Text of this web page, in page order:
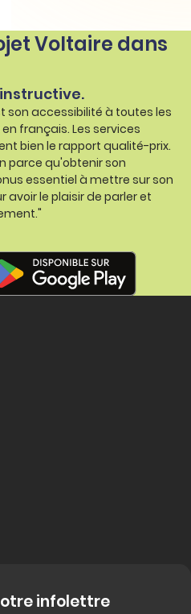
Voltaire dans
son accessibilité à toutes les
français. Les services
bien le rapport qualité-prix.
parce qu'obtenir son
essentiel à mettre sur son
avoir le plaisir de parler et
infolettre